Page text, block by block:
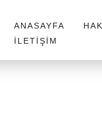
ANASAYFA
İLETIŞIM